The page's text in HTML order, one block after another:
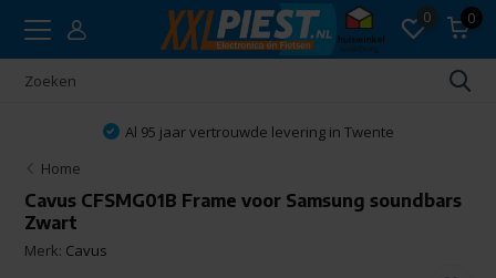
0 0
Al 95 jaar vertrouwde levering in Twente
Home
Cavus CFSMG01B Frame voor Samsung soundbars
Zwart
Merk: Cavus